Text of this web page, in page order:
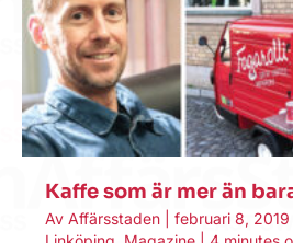
Kaffe som är mer än
Av Affärsstaden februari 8, 2019